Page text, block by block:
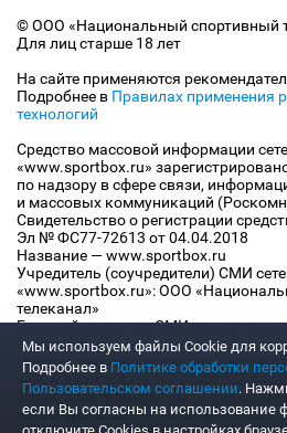
© ООО «Национальный спортивный
Для лиц старше 18 лет
На сайте применяются
Подробнее в Правилах применения
технологий
Средство массовой информации
«www.sportbox.ru»
по надзору в сфере связи,
и массовых коммуникаций
Свидетельство о регистрации
Эл № ФС77-72613 от 04.04.2018
Название — www.sportbox.ru
Учредитель (соучредители) СМИ
«www.sportbox.ru»: ООО
телеканал»
Главный редактор СМИ сетевого
Конов В.А.
Номер телефона редакции СМИ
«www.sportbox.ru»: +7 (495) 653 8419
Адрес электронной почты
«www.sportbox.ru»:
Мы используем файлы Сookie для
Подробнее в Политике обработки
Пользовательском соглашении.
если Вы согласны на использование